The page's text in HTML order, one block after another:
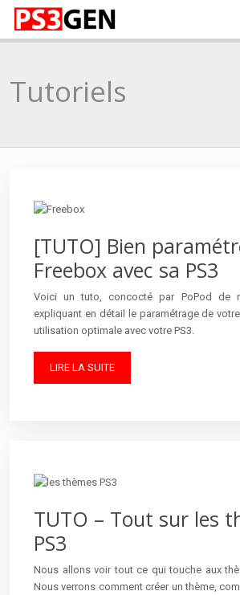
Tutoriels
[TUTO] Bien
Freebox avec sa PS3
Voici un tuto, concocté par PoPod de
expliquant en détail le paramétrage de
utilisation optimale avec votre PS3.
LIRE LA SUITE
TUTO – Tout sur les
PS3
Nous allons voir tout ce qui touche aux
Nous verrons comment créer un thème,